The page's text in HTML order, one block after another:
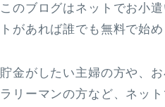
このブログはネットでお小
トがあれば誰でも無料で始
貯金がしたい主婦の方や、
ラリーマンの方など、ネッ